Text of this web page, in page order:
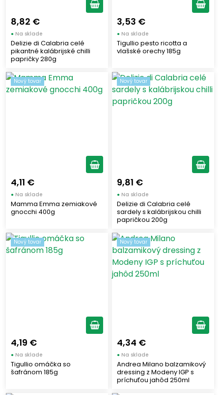
8,82 €
● Na sklade
Delizie di Calabria celé
pikantné kalábrijské chilli
papričky 280g
3,53 €
● Na sklade
Tigullio pesto ricotta a
vlašské orechy 185g
Nový tovar
4,11 €
● Na sklade
Mamma Emma zemiakové
gnocchi 400g
Nový tovar
9,81 €
● Na sklade
Delizie di Calabria celé
sardely s kalábrijskou chilli
papričkou 200g
Nový tovar
4,19 €
● Na sklade
Tigullio omáčka so
šafránom 185g
Nový tovar
4,34 €
● Na sklade
Andrea Milano balzamikový
dressing z Modeny IGP s
príchuťou jahôd 250ml